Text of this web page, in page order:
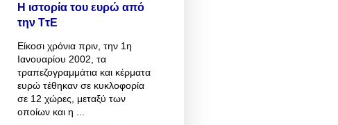
Η ιστορία του ευρώ από
την ΤτΕ
Είκοσι χρόνια πριν, την 1η
Ιανουαρίου 2002, τα
τραπεζογραμμάτια και κέρματα
ευρώ τέθηκαν σε κυκλοφορία
σε 12 χώρες, μεταξύ των
οποίων και η ...